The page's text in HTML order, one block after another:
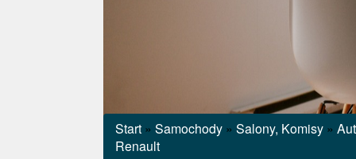
Start » Samochody » Salony, Komisy »
Renault